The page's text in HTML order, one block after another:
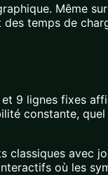
Même
des temps de
9 lignes fixes
constante,
classiques avec
où les